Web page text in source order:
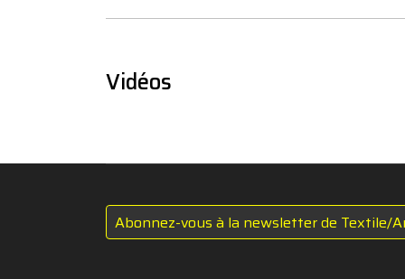
Vidéos
Abonnez-vous à la newsletter de Textile/